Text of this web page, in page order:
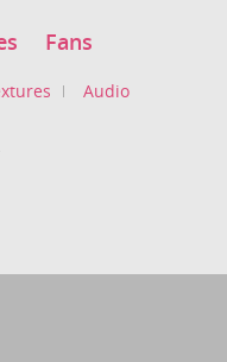
Fans
Audio